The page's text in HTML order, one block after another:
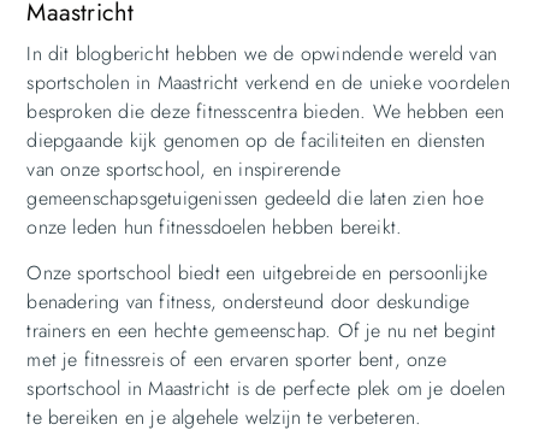
Maastricht
In dit blogbericht hebben we de opwindende wereld van
sportscholen in Maastricht verkend en de unieke voordelen
besproken die deze fitnesscentra bieden. We hebben een
diepgaande kijk genomen op de faciliteiten en diensten
van onze sportschool, en inspirerende
gemeenschapsgetuigenissen gedeeld die laten zien hoe
onze leden hun fitnessdoelen hebben bereikt.
Onze sportschool biedt een uitgebreide en persoonlijke
benadering van fitness, ondersteund door deskundige
trainers en een hechte gemeenschap. Of je nu net begint
met je fitnessreis of een ervaren sporter bent, onze
sportschool in Maastricht is de perfecte plek om je doelen
te bereiken en je algehele welzijn te verbeteren.